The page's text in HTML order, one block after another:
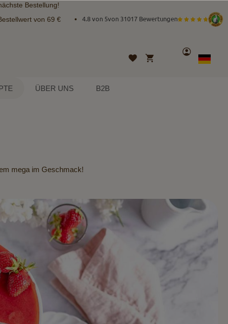
Bestellung!
von 69 € 4.8 von 5von 31017 Bewertungen
Wunschliste
Mein Warenkorb
Konto
Sprache
German
ÜBER UNS B2B
mega im Geschmack!